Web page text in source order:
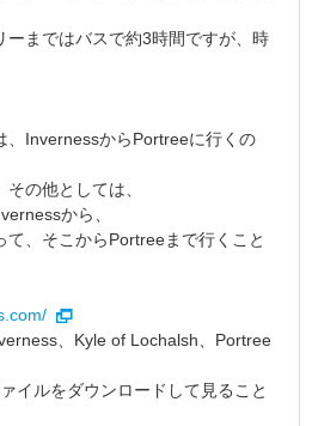
ーまではバスで約3時間ですが、時
、InvernessからPortreeに行くの
の他としては、
から、
、そこからPortreeまで行くこと
、Kyle of Lochalsh、Portree
イルをダウンロードして見ること